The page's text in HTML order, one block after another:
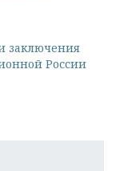
заключения
России